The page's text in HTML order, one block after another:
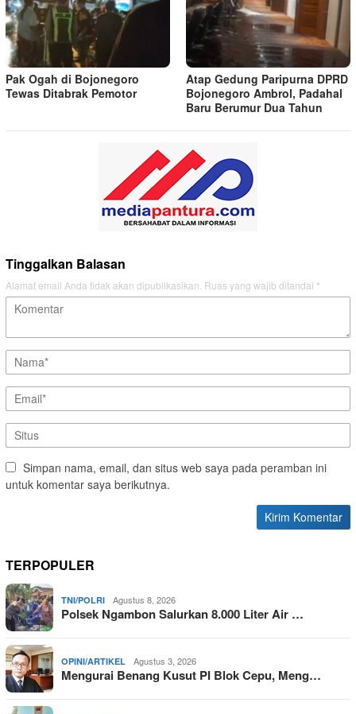
Pak Ogah di Bojonegoro
Tewas Ditabrak Pemotor
Atap Gedung Paripurna DPRD
Bojonegoro Ambrol, Padahal
Baru Berumur Dua Tahun
Tinggalkan Balasan
Alamat email Anda tidak akan dipublikasikan. Ruas yang wajib ditandai *
Simpan nama, email, dan situs web saya pada peramban ini
untuk komentar saya berikutnya.
TERPOPULER
TNI/POLRI Agustus 8, 2026
Polsek Ngambon Salurkan 8.000 Liter Air …
OPINI/ARTIKEL Agustus 3, 2026
Mengurai Benang Kusut PI Blok Cepu, Meng…